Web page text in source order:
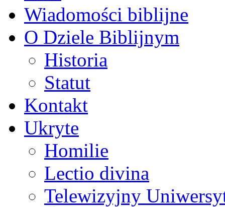
Wiadomości biblijne
O Dziele Biblijnym
Historia
Statut
Kontakt
Ukryte
Homilie
Lectio divina
Telewizyjny